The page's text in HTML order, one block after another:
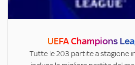
UEFA Champions
Tutte le 203 partite a stagione